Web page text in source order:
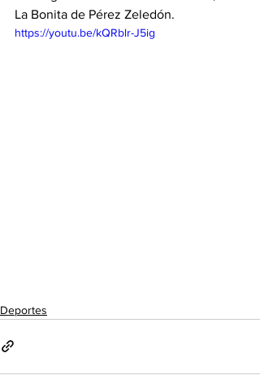
La Bonita de Pérez Zeledón.
https://youtu.be/kQRblr-J5ig
Deportes